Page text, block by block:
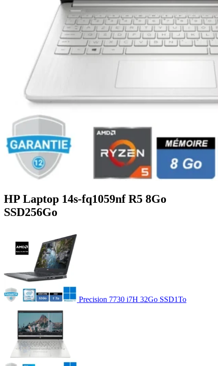
HP Laptop 14s-fq1059nf R5 8Go
SSD256Go
Precision 7730 i7H 32Go SSD1To